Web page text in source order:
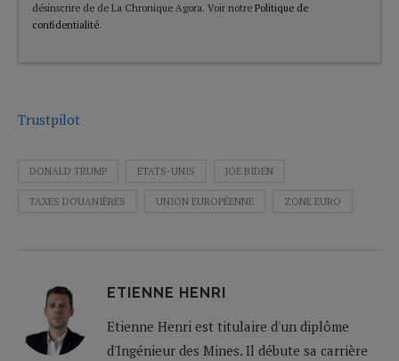
désinscrire de de La Chronique Agora. Voir notre Politique de
confidentialité.
Trustpilot
DONALD TRUMP ETATS-UNIS JOE BIDEN
TAXES DOUANIÈRES UNION EUROPÉENNE ZONE EURO
ETIENNE HENRI
Etienne Henri est titulaire d'un diplôme
d'Ingénieur des Mines. Il débute sa carrière